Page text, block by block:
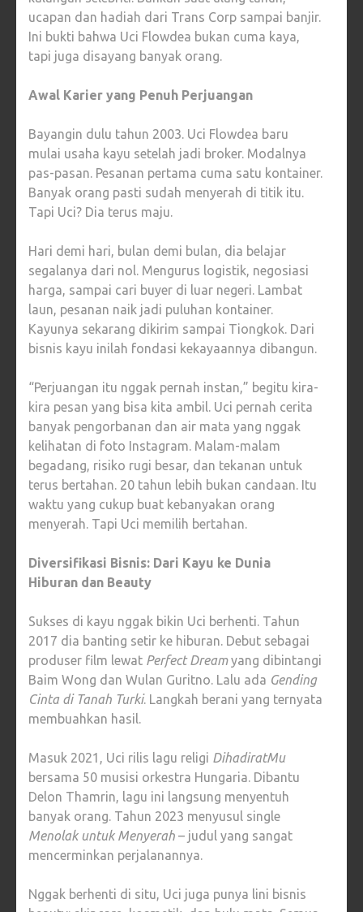
ucapan dan hadiah dari Trans Corp sampai banjir.
Ini bukti bahwa Uci Flowdea bukan cuma kaya,
tapi juga disayang banyak orang.
Awal Karier yang Penuh Perjuangan
Bayangin dulu tahun 2003. Uci Flowdea baru
mulai usaha kayu setelah jadi broker. Modalnya
pas-pasan. Pesanan pertama cuma satu kontainer.
Banyak orang pasti sudah menyerah di titik itu.
Tapi Uci? Dia terus maju.
Hari demi hari, bulan demi bulan, dia belajar
segalanya dari nol. Mengurus logistik, negosiasi
harga, sampai cari buyer di luar negeri. Lambat
laun, pesanan naik jadi puluhan kontainer.
Kayunya sekarang dikirim sampai Tiongkok. Dari
bisnis kayu inilah fondasi kekayaannya dibangun.
“Perjuangan itu nggak pernah instan,” begitu kira-
kira pesan yang bisa kita ambil. Uci pernah cerita
banyak pengorbanan dan air mata yang nggak
kelihatan di foto Instagram. Malam-malam
begadang, risiko rugi besar, dan tekanan untuk
terus bertahan. 20 tahun lebih bukan candaan. Itu
waktu yang cukup buat kebanyakan orang
menyerah. Tapi Uci memilih bertahan.
Diversifikasi Bisnis: Dari Kayu ke Dunia
Hiburan dan Beauty
Sukses di kayu nggak bikin Uci berhenti. Tahun
2017 dia banting setir ke hiburan. Debut sebagai
produser film lewat Perfect Dreamyang dibintangi
Baim Wong dan Wulan Guritno. Lalu ada Gending
Cinta di Tanah Turki. Langkah berani yang ternyata
membuahkan hasil.
Masuk 2021, Uci rilis lagu religi DihadiratMu
bersama 50 musisi orkestra Hungaria. Dibantu
Delon Thamrin, lagu ini langsung menyentuh
banyak orang. Tahun 2023 menyusul single
Menolak untuk Menyerah – judul yang sangat
mencerminkan perjalanannya.
Nggak berhenti di situ, Uci juga punya lini bisnis